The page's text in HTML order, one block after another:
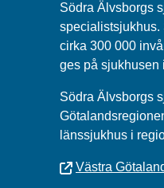
Södra Älvsborgs
specialistsjukhus.
cirka 300 000
ges på sjukhusen
Södra Älvsborgs
länssjukhus i
Västra